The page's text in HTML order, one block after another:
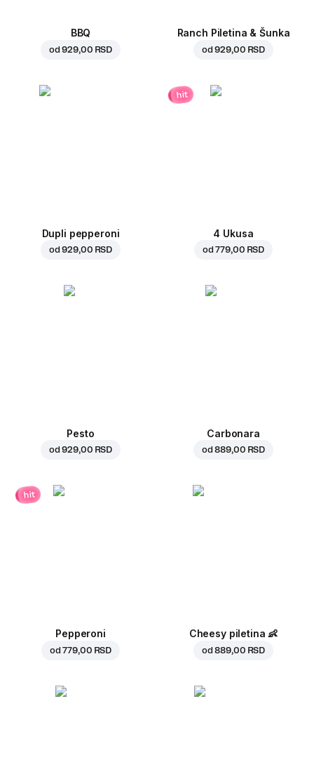
BBQ
od929,00 RSD
Ranch Piletina & Šunka
od929,00 RSD
Dupli pepperoni
od929,00 RSD
hit
4 Ukusa
od779,00 RSD
Pesto
od929,00 RSD
Carbonara
od889,00 RSD
hit
Pepperoni
od779,00 RSD
Cheesy piletina 👶
od889,00 RSD